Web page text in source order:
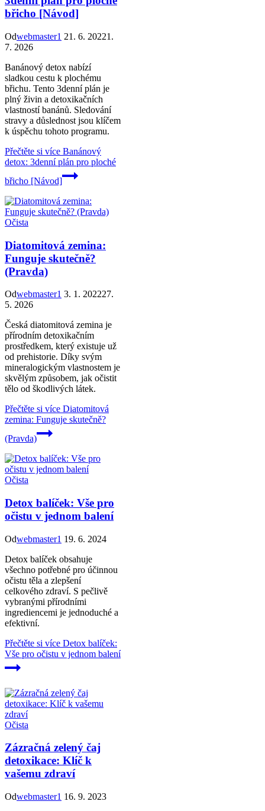
břicho [Návod]
Odwebmaster1 21. 6. 20221.
7. 2026
Banánový detox nabízí
sladkou cestu k plochému
břichu. Tento 3denní plán je
plný živin a detoxikačních
vlastností banánů. Sledování
stravy a důslednost jsou klíčem
k úspěchu tohoto programu.
Přečtěte si více Banánový
detox: 3denní plán pro ploché
břicho [Návod]
Očista
Diatomitová zemina:
Funguje skutečně?
(Pravda)
Odwebmaster1 3. 1. 202227.
5. 2026
Česká diatomitová zemina je
přírodním detoxikačním
prostředkem, který existuje už
od prehistorie. Díky svým
mineralogickým vlastnostem je
skvělým způsobem, jak očistit
tělo od škodlivých látek.
Přečtěte si více Diatomitová
zemina: Funguje skutečně?
(Pravda)
Očista
Detox balíček: Vše pro
očistu v jednom balení
Odwebmaster1 19. 6. 2024
Detox balíček obsahuje
všechno potřebné pro účinnou
očistu těla a zlepšení
celkového zdraví. S pečlivě
vybranými přírodními
ingrediencemi je jednoduché a
efektivní.
Přečtěte si více Detox balíček:
Vše pro očistu v jednom balení
Očista
Zázračná zelený čaj
detoxikace: Klíč k
vašemu zdraví
Odwebmaster1 16. 9. 2023